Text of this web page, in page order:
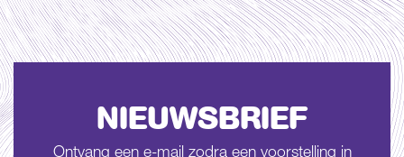
NIEUWSBRIEF
Ontvang een e-mail zodra een voorstelling in